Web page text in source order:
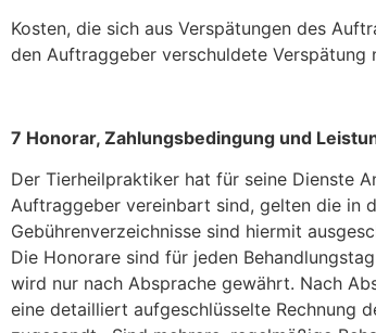
Kosten, die sich aus Verspätungen des
den Auftraggeber verschuldete
7 Honorar, Zahlungsbedingung und
Der Tierheilpraktiker hat für seine Dienste
Auftraggeber vereinbart sind, gelten die in
Gebührenverzeichnisse sind hiermit
Die Honorare sind für jeden
wird nur nach Absprache gewährt. Nach
eine detailliert aufgeschlüsselte Rechnung